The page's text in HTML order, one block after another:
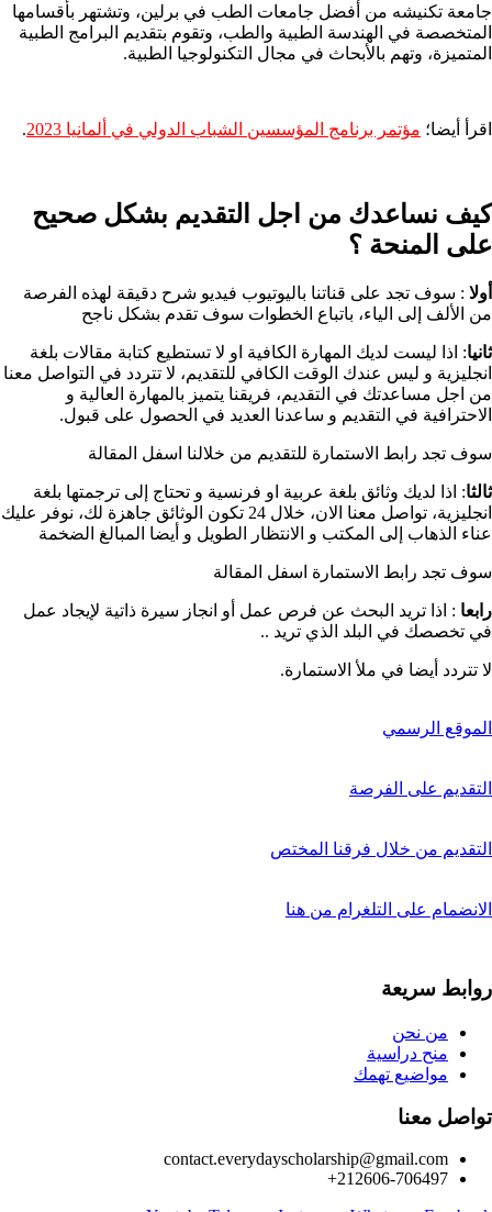
جامعة تكنيشه من أفضل جامعات الطب في برلين، وتشتهر بأقسامها
المتخصصة في الهندسة الطبية والطب، وتقوم بتقديم البرامج الطبية
المتميزة، وتهم بالأبحاث في مجال التكنولوجيا الطبية.
اقرأ أيضا؛ مؤتمر برنامج المؤسسين الشباب الدولي في ألمانيا 2023 .
كيف نساعدك من اجل التقديم بشكل صحيح
على المنحة ؟​
أولا : سوف تجد على قناتنا باليوتيوب فيديو شرح دقيقة لهذه الفرصة
من الألف إلى الياء، باتباع الخطوات سوف تقدم بشكل ناجح
ثانيا: اذا ليست لديك المهارة الكافية او لا تستطيع كتابة مقالات بلغة
انجليزية و ليس عندك الوقت الكافي للتقديم، لا تتردد في التواصل معنا
من اجل مساعدتك في التقديم، فريقنا يتميز بالمهارة العالية و
الاحترافية في التقديم و ساعدنا العديد في الحصول على قبول.
سوف تجد رابط الاستمارة للتقديم من خلالنا اسفل المقالة
ثالثا: اذا لديك وثائق بلغة عربية او فرنسية و تحتاج إلى ترجمتها بلغة
انجليزية، تواصل معنا الان، خلال 24 تكون الوثائق جاهزة لك، نوفر عليك
عناء الذهاب إلى المكتب و الانتظار الطويل و أيضا المبالغ الضخمة
سوف تجد رابط الاستمارة اسفل المقالة
رابعا : اذا تريد البحث عن فرص عمل أو انجاز سيرة ذاتية لإيجاد عمل
في تخصصك في البلد الذي تريد ..
لا تتردد أيضا في ملأ الاستمارة.
الموقع الرسمي
التقديم على الفرصة
التقديم من خلال فرقنا المختص
الانضمام على التلغرام من هنا
روابط سريعة
من نحن
منح دراسية
مواضيع تهمك
تواصل معنا
contact.everydayscholarship@gmail.com
212606-706497+